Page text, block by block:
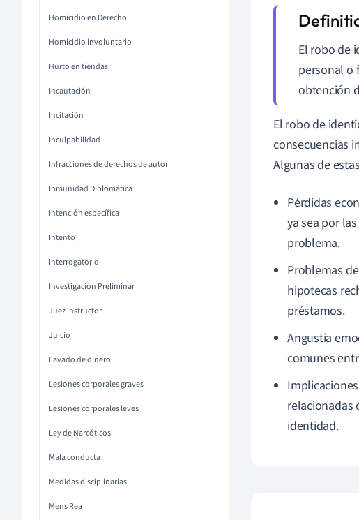
Homicidio en Derecho
Homicidio involuntario
Hurto en tiendas
Incautación
Incitación
Inculpabilidad
Infracciones de derechos de autor
Inmunidad Diplomática
Intención específica
Intento
Interrogatorio
Investigación Preliminar
Juez instructor
Juicio
Lavado de dinero
Lesiones corporales graves
Lesiones corporales leves
Ley de Narcóticos
Mala conducta
Medidas disciplinarias
Mens Rea
El robo de
personal o
obtención
El robo de
consecuencias
Algunas de
Pérdidas
ya sea por
problema.
Problemas
hipotecas
préstamos.
Angustia
comunes
relacionadas
identidad.